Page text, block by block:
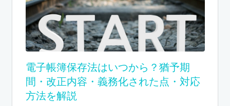
電子帳簿保存法はいつから？猶予期
間・改正内容・義務化された点・対応
方法を解説